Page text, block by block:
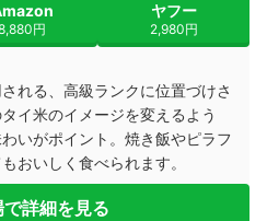
円
ヤフー
2,980円
れる、高級ランクに位置づけさ
イ米のイメージを変えるよう
いがポイント。焼き飯やピラフ
おいしく食べられます。
詳細を見る